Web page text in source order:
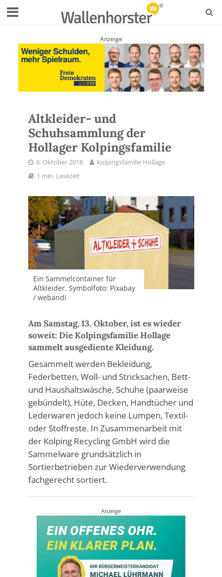
Anzeige
Altkleider- und
Schuhsammlung der
Hollager Kolpingsfamilie
6. Oktober 2018
Kolpingsfamilie Hollage
1 min. Lesezeit
Ein Sammelcontainer für
Altkleider. Symbolfoto: Pixabay
/ webandi
Am Samstag, 13. Oktober, ist es wieder
soweit: Die Kolpingsfamilie Hollage
sammelt ausgediente Kleidung.
Gesammelt werden Bekleidung,
Federbetten, Woll- und Stricksachen, Bett-
und Haushaltswäsche, Schuhe (paarweise
gebündelt), Hüte, Decken, Handtücher und
Lederwaren jedoch keine Lumpen, Textil-
oder Stoffreste. In Zusammenarbeit mit
der Kolping Recycling GmbH wird die
Sammelware grundsätzlich in
Sortierbetrieben zur Wiederverwendung
fachgerecht sortiert.
Anzeige